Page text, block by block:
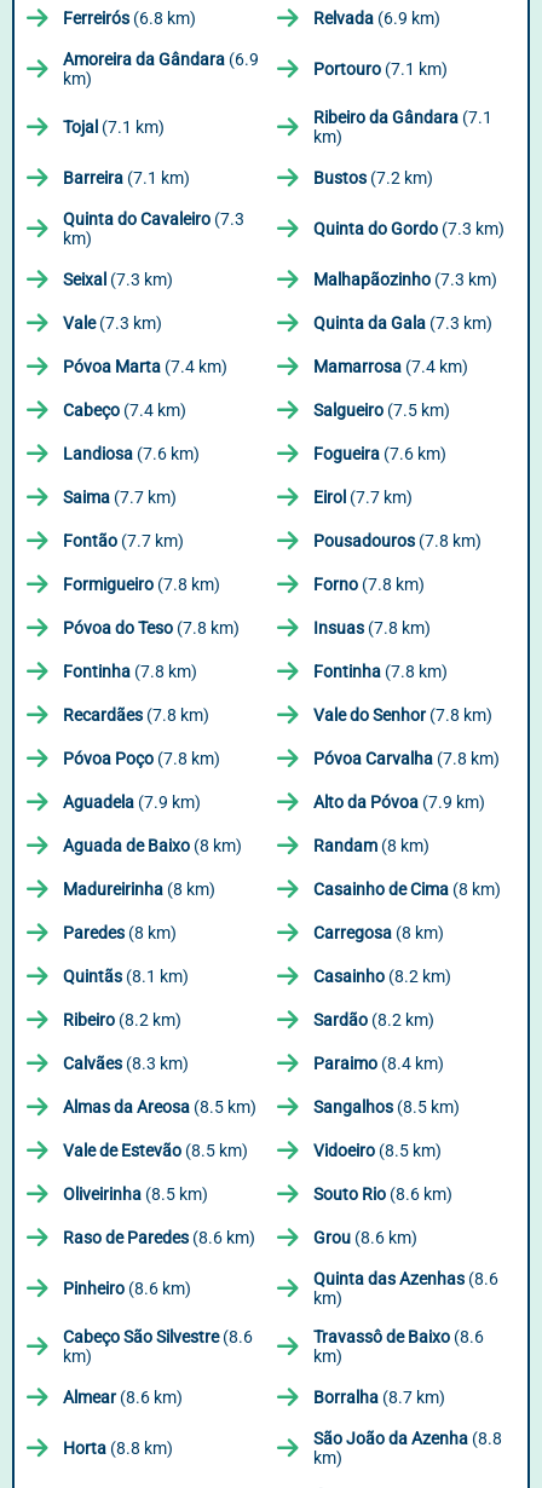
Ferreirós (6.8 km) Relvada (6.9 km)
Amoreira da Gândara (6.9
km)
Portouro (7.1 km)
Tojal (7.1 km) Ribeiro da Gândara (7.1
km)
Barreira (7.1 km) Bustos (7.2 km)
Quinta do Cavaleiro (7.3
km)
Quinta do Gordo (7.3 km)
Seixal (7.3 km) Malhapãozinho (7.3 km)
Vale(7.3 km) Quinta da Gala (7.3 km)
Póvoa Marta (7.4 km) Mamarrosa (7.4 km)
Cabeço (7.4 km) Salgueiro (7.5 km)
Landiosa (7.6 km) Fogueira (7.6 km)
Saima (7.7 km) Eirol (7.7 km)
Fontão (7.7 km) Pousadouros (7.8 km)
Formigueiro (7.8 km) Forno (7.8 km)
Póvoa do Teso (7.8 km) Insuas (7.8 km)
Fontinha (7.8 km) Fontinha (7.8 km)
Recardães (7.8 km) Vale do Senhor(7.8 km)
Póvoa Poço (7.8 km) Póvoa Carvalha (7.8 km)
Aguadela (7.9 km) Alto da Póvoa (7.9 km)
Aguada de Baixo (8 km) Randam (8 km)
Madureirinha (8 km) Casainho de Cima (8 km)
Paredes (8 km) Carregosa (8 km)
Quintãs (8.1 km) Casainho (8.2 km)
Ribeiro (8.2 km) Sardão (8.2 km)
Calvães (8.3 km) Paraimo (8.4 km)
Almas da Areosa (8.5 km) Sangalhos (8.5 km)
Vale de Estevão (8.5 km) Vidoeiro (8.5 km)
Oliveirinha (8.5 km) Souto Rio (8.6 km)
Raso de Paredes (8.6 km) Grou (8.6 km)
Pinheiro (8.6 km) Quinta das Azenhas (8.6
km)
Cabeço São Silvestre(8.6
km)
Travassô de Baixo (8.6
km)
Almear(8.6 km) Borralha (8.7 km)
Horta (8.8 km) São João da Azenha (8.8
km)